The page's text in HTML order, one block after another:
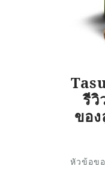
รีวิ
ขอ
หัวข้อข